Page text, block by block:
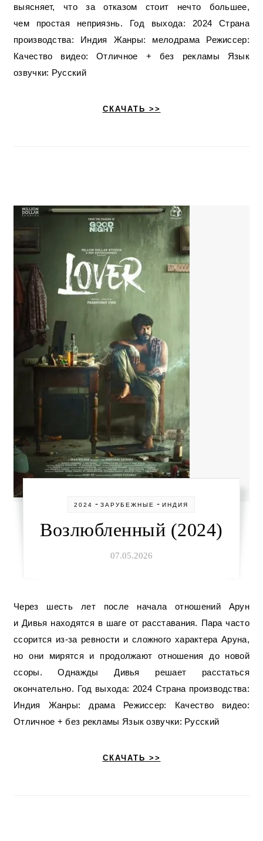
выясняет, что за отказом стоит нечто большее,
чем простая неприязнь. Год выхода: 2024 Страна
производства: Индия Жанры: мелодрама Режиссер:
Качество видео: Отличное + без рекламы Язык
озвучки: Русский
СКАЧАТЬ >>
2024 -ЗАРУБЕЖНЫЕ -ИНДИЯ
Возлюбленный (2024)
07.05.2026
Через шесть лет после начала отношений Арун
и Дивья находятся в шаге от расставания. Пара часто
ссорится из-за ревности и сложного характера Аруна,
но они мирятся и продолжают отношения до новой
ссоры. Однажды Дивья решает расстаться
окончательно. Год выхода: 2024 Страна производства:
Индия Жанры: драма Режиссер: Качество видео:
Отличное + без рекламы Язык озвучки: Русский
СКАЧАТЬ >>